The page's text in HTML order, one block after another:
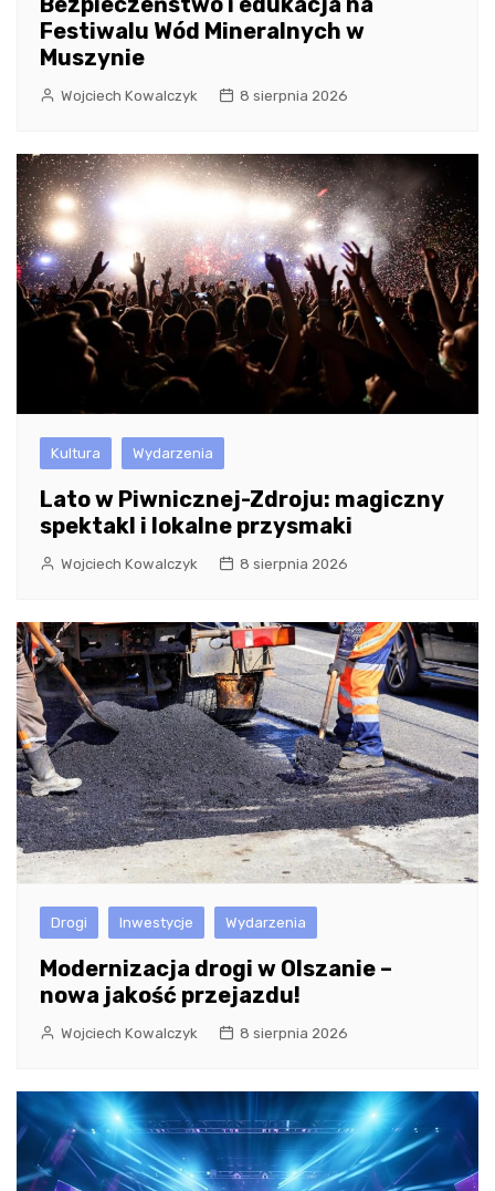
Festiwalu Wód Mineralnych w
Muszynie
Wojciech Kowalczyk 8 sierpnia 2026
Kultura Wydarzenia
Lato w Piwnicznej-Zdroju: magiczny
spektakl i lokalne przysmaki
Wojciech Kowalczyk 8 sierpnia 2026
Drogi Inwestycje Wydarzenia
Modernizacja drogi w Olszanie –
nowa jakość przejazdu!
Wojciech Kowalczyk 8 sierpnia 2026